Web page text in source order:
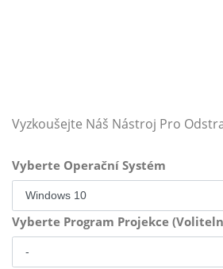
Vyzkoušejte Náš Nástroj Pro
Vyberte Operační Systém
Vyberte Program Projekce